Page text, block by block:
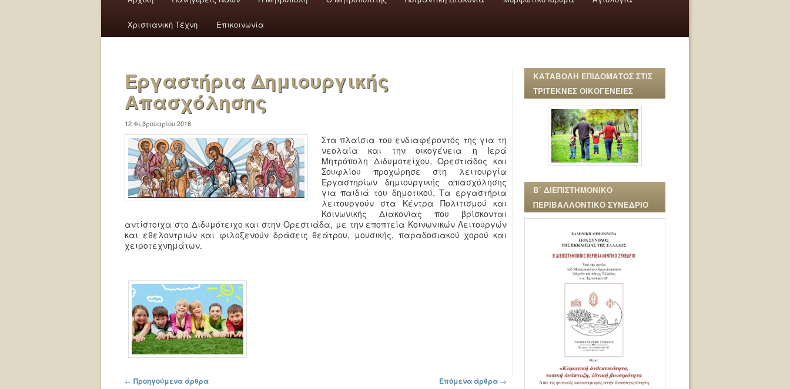
Χριστιανική Τέχνη Επικοινωνία
Εργαστήρια Δημιουργικής
Απασχόλησης
12 Φεβρουαρίου 2016
Στα πλαίσια του ενδιαφέροντός της για τη
νεολαία και την οικογένεια η Ιερά
Μητρόπολη Διδυμοτείχου, Ορεστιάδος και
Σουφλίου προχώρησε στη λειτουργία
Εργαστηρίων δημιουργικής απασχόλησης
για παιδιά του δημοτικού. Τα εργαστήρια
λειτουργούν στα Κέντρα Πολιτισμού και
Κοινωνικής Διακονίας που βρίσκονται
αντίστοιχα στο Διδυμότειχο και στην Ορεστιάδα, με την εποπτεία Κοινωνικών Λειτουργών
και εθελοντριών και φιλοξενούν δράσεις θεάτρου, μουσικής, παραδοσιακού χορού και
χειροτεχνημάτων.
Πλοήγηση στα άρθρα
← Προηγούμενα άρθρα Επόμενα άρθρα →
ΚΑΤΑΒΟΛΗ ΕΠΙΔΟΜΑΤΟΣ ΣΤΙΣ
ΤΡΙΤΕΚΝΕΣ ΟΙΚΟΓΕΝΕΙΕΣ
Β΄ ΔΙΕΠΙΣΤΗΜΟΝΙΚΟ
ΠΕΡΙΒΑΛΛΟΝΤΙΚΟ ΣΥΝΕΔΡΙΟ